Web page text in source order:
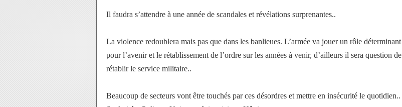
Il faudra s’attendre à une année de scandales et révélations surprenantes..
La violence redoublera mais pas que dans les banlieues. L’armée va jouer un rôle déterminant
pour l’avenir et le rétablissement de l’ordre sur les années à venir, d’ailleurs il sera question de
rétablir le service militaire..
Beaucoup de secteurs vont être touchés par ces désordres et mettre en insécurité le quotidien..